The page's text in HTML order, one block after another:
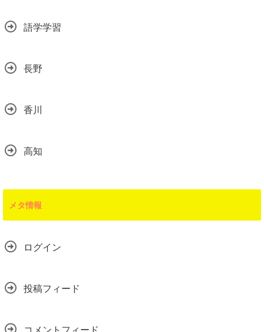
語学学習
長野
香川
高知
メタ情報
ログイン
投稿フィード
コメントフィード